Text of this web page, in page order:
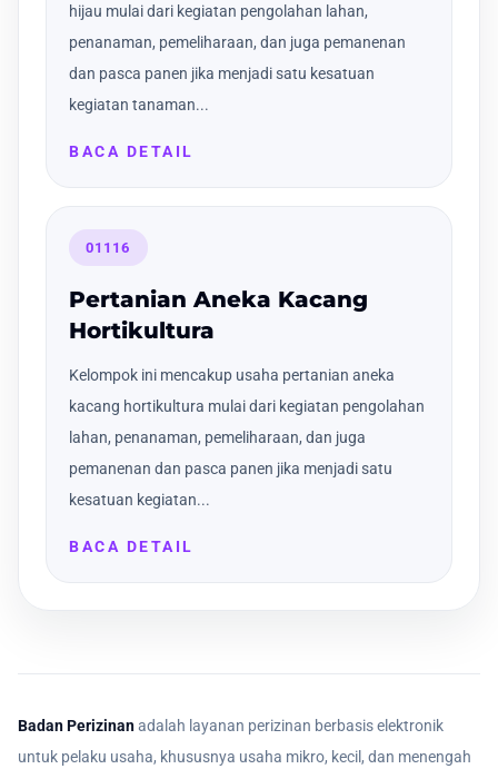
hijau mulai dari kegiatan pengolahan lahan,
penanaman, pemeliharaan, dan juga pemanenan
dan pasca panen jika menjadi satu kesatuan
kegiatan tanaman...
BACA DETAIL
01116
Pertanian Aneka Kacang
Hortikultura
Kelompok ini mencakup usaha pertanian aneka
kacang hortikultura mulai dari kegiatan pengolahan
lahan, penanaman, pemeliharaan, dan juga
pemanenan dan pasca panen jika menjadi satu
kesatuan kegiatan...
BACA DETAIL
Badan Perizinanadalah layanan perizinan berbasis elektronik
untuk pelaku usaha, khususnya usaha mikro, kecil, dan menengah